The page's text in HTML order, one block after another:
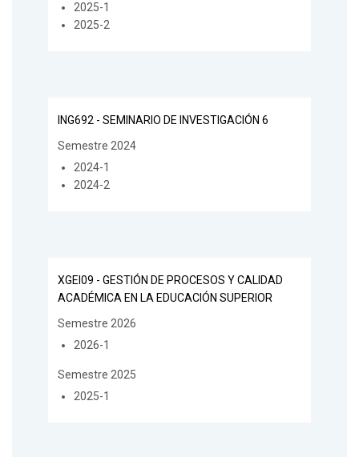
2025-1
2025-2
ING692 - SEMINARIO DE INVESTIGACIÓN 6
Semestre 2024
2024-1
2024-2
XGEI09 - GESTIÓN DE PROCESOS Y CALIDAD
ACADÉMICA EN LA EDUCACIÓN SUPERIOR
Semestre 2026
2026-1
Semestre 2025
2025-1